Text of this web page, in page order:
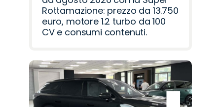
Rottamazione: prezzo da 13.750
euro, motore 1.2 turbo da 100
CV e consumi contenuti.